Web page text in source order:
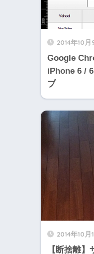
2014年10月
Google
iPhone 6 /
プ
2014年10月
【断捨離